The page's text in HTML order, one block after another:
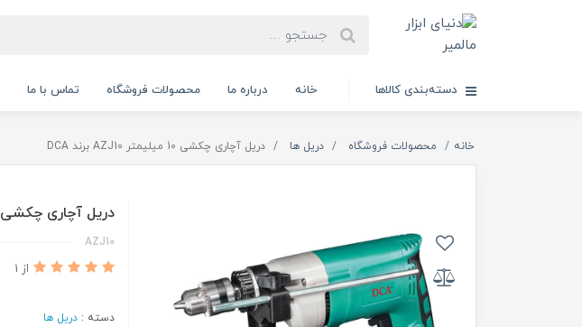
دسته‌بندی کالاها خانه درباره ما محصولات فروشگاه تماس با ما
خانه محصولات فروشگاه دریل ها دریل آچاری چکشی 10 میلیمتر AZJ10 برند DCA
دریل آچاری چکشی 10 میلیمتر AZJ10 برند DCA
AZJ10
از 1
دسته :دریل ها